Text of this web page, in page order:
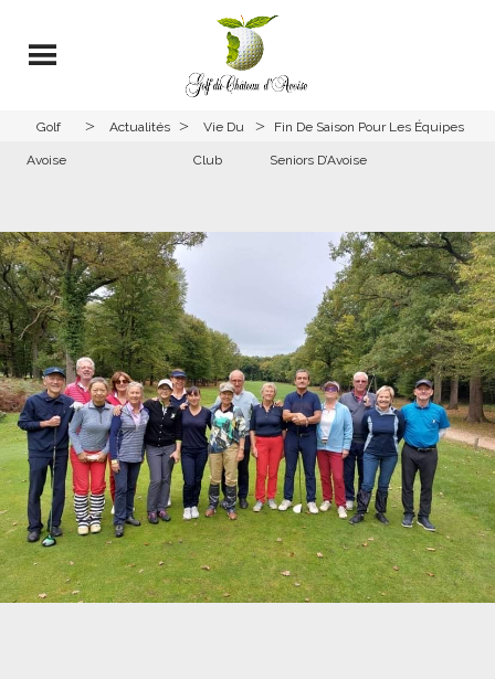
Golf
Avoise
> Actualités > Vie Du
Club
> Fin De Saison Pour Les Équipes
Seniors D’Avoise